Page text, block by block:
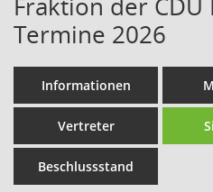
Termine 2026
Informationen
Vertreter
Beschlussstand